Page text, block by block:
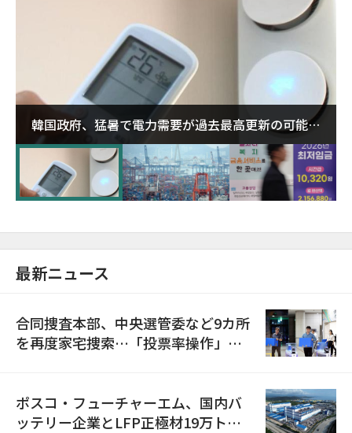
韓国政府、猛暑で電力需要が過去最高更新の可能性
に需給対応体制を点検
最新ニュース
合同捜査本部、中央選管委など9カ所
を再度家宅捜索…「投票率操作」の
ポスコ・フューチャーエム、国内バ
ッテリー企業とLFP正極材19万トン